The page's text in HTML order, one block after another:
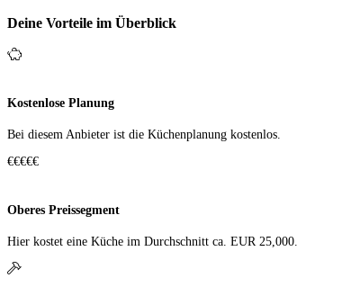
Deine Vorteile im Überblick
Kostenlose Planung
Bei diesem Anbieter ist die Küchen­planung kostenlos.
€€€€€
Oberes Preissegment
Hier kostet eine Küche im Durch­schnitt ca. EUR 25,000.